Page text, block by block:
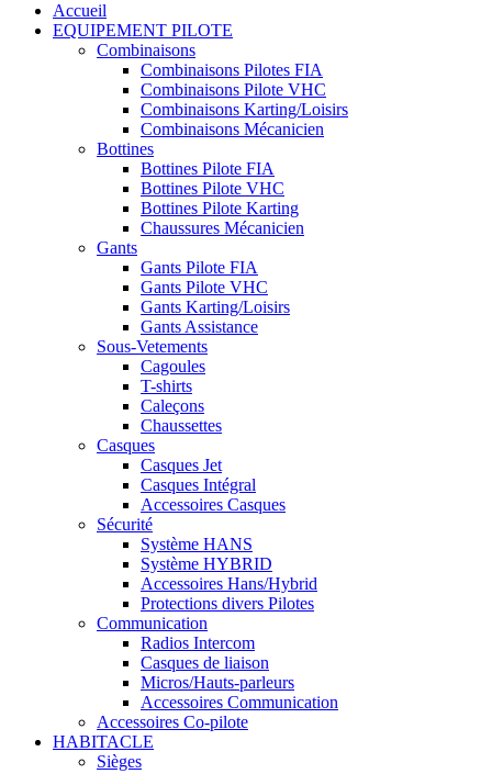
Accueil
EQUIPEMENT PILOTE
Combinaisons
Combinaisons Pilotes FIA
Combinaisons Pilote VHC
Combinaisons Karting/Loisirs
Combinaisons Mécanicien
Bottines
Bottines Pilote FIA
Bottines Pilote VHC
Bottines Pilote Karting
Chaussures Mécanicien
Gants
Gants Pilote FIA
Gants Pilote VHC
Gants Karting/Loisirs
Gants Assistance
Sous-Vetements
Cagoules
T-shirts
Caleçons
Chaussettes
Casques
Casques Jet
Casques Intégral
Accessoires Casques
Sécurité
Système HANS
Système HYBRID
Accessoires Hans/Hybrid
Protections divers Pilotes
Communication
Radios Intercom
Casques de liaison
Micros/Hauts-parleurs
Accessoires Communication
Accessoires Co-pilote
HABITACLE
Sièges